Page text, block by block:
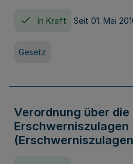
In Kraft Seit 01. Mai
Gesetz
Verordnung über
Erschwerniszulagen